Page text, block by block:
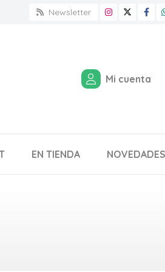
Newsletter
Mi cuenta
EN TIENDA NOVEDADES